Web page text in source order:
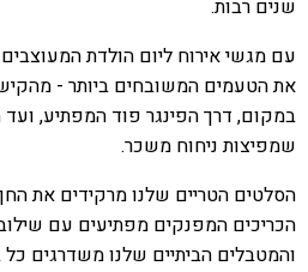
שנים רבות.
עם מגשי אירוח ליום הולדת
את הטעמים המשובחים ביותר -
במקום, דרך הפינגר פוד המפתיע,
שמפיצות ניחוח משכר.
הסלטים הטריים שלנו מרקידים את
הכריכים המפנקים מפתיעים עם
והמטבלים הביתיים שלנו משדרגים כל